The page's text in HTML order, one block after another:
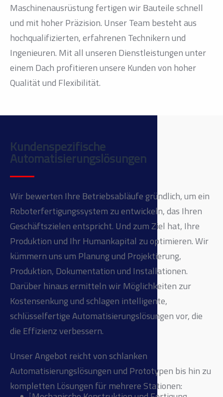
Maschinenausrüstung fertigen wir Bauteile schnell
und mit hoher Präzision. Unser Team besteht aus
hochqualifizierten, erfahrenen Technikern und
Ingenieuren. Mit all unseren Dienstleistungen unter
einem Dach profitieren unsere Kunden von hoher
Qualität und Flexibilität.
Kundenspezifische
Automatisierungslösungen
Wir bewerten Ihre Betriebsabläufe gründlich, um ein
Roboterfertigungssystem zu entwickeln, das Ihren
Geschäftszielen entspricht. Und zum Ziel hat, Ihre
Produktion und Ihr Humankapital zu optimieren. Wir
kümmern uns um Planung und Projektierung,
Produktion, Dokumentation und Installationen.
Darüber hinaus ermitteln wir Möglichkeiten zur
Kostensenkung und schlagen intelligente,
schlüsselfertige Automatisierungslösungen vor, die
die Effizienz verbessern.
Unser Angebot reicht von schlanken
Automatisierungslösungen und Prototypen bis hin zu
kompletten Lösungen für mehrere Stationen: